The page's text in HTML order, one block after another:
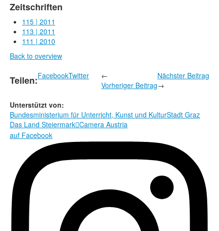
Rechtliche Informationen
Zeitschriften
115 | 2011
113 | 2011
111 | 2010
Back to overview
Teilen:FacebookTwitter
←
Vorheriger Beitrag
Nächster Beitrag
→
Unterstützt von:
Bundesministerium für Unterricht, Kunst und KulturStadt Graz
Das Land SteiermarkCamera Austria
auf Facebook